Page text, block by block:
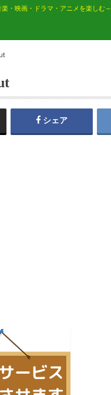
・映画・ドラマ・アニメを楽しむ～
シェア